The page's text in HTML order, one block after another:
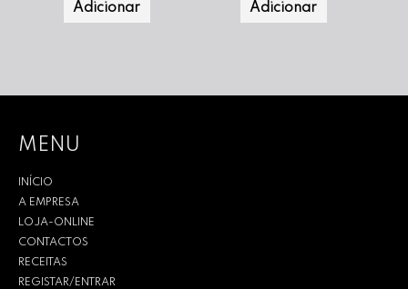
Adicionar Adicionar
MENU
INÍCIO
A EMPRESA
LOJA-ONLINE
CONTACTOS
RECEITAS
REGISTAR/ENTRAR